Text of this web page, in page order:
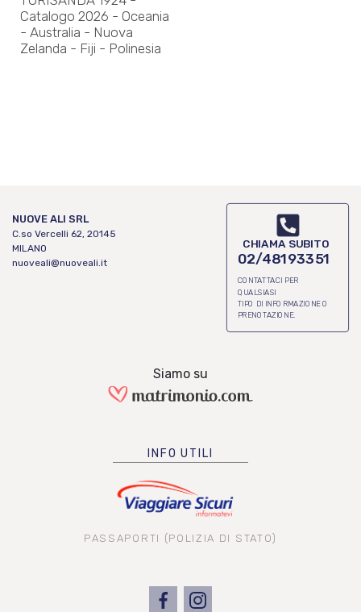
Catalogo 2026 - Oceania
- Australia - Nuova
Zelanda - Fiji - Polinesia
NUOVE ALI SRL
C.so Vercelli 62, 20145
MILANO
nuoveali@nuoveali.it
CHIAMA SUBITO
02/48193351
CONTATTACI PER
QUALSIASI
TIPO DI INFORMAZIONE O
PRENOTAZIONE.
Siamo su
INFO UTILI
PASSAPORTI (POLIZIA DI STATO)